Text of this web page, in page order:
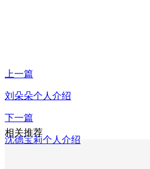
上一篇
刘朵朵个人介绍
下一篇
沈德宝莉个人介绍
相关推荐